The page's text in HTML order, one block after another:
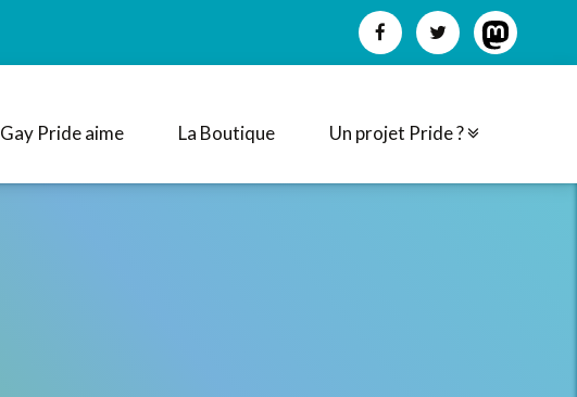
Gay Pride aime La Boutique Un projet Pride ?